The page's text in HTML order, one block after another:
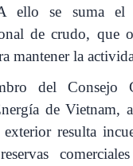
ello se suma el
de crudo, que
mantener la
del Consejo
de Vietnam,
exterior resulta